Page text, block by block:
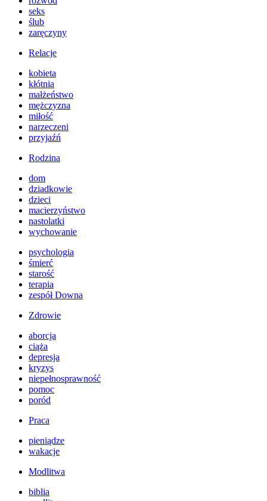
seks
ślub
zaręczyny
Relacje
kobieta
kłótnia
małżeństwo
mężczyzna
miłość
narzeczeni
przyjaźń
Rodzina
dom
dziadkowie
dzieci
macierzyństwo
nastolatki
wychowanie
psychologia
śmierć
starość
terapia
zespół Downa
Zdrowie
aborcja
ciąża
depresja
kryzys
niepełnosprawność
pomoc
poród
Praca
pieniądze
wakacje
Modlitwa
biblia